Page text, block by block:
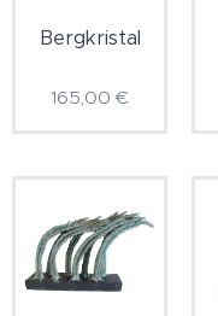
Bergkristal
165,00 €